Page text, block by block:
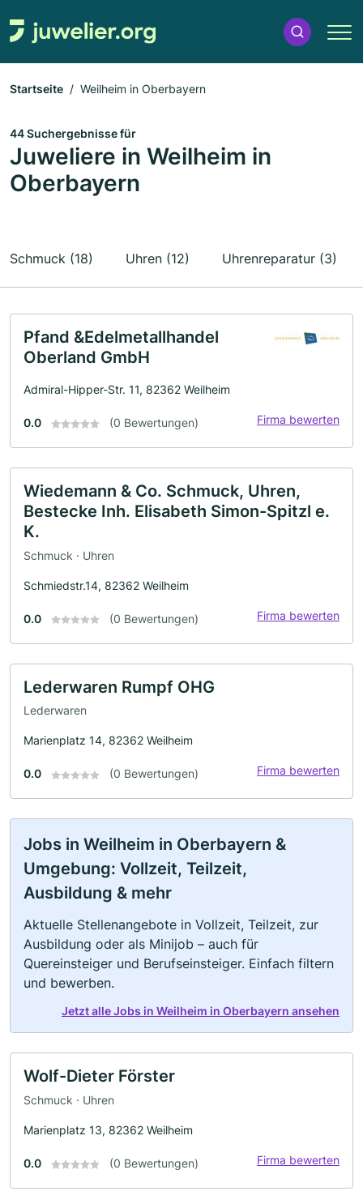
Startseite Weilheim in Oberbayern
44 Suchergebnisse für
Juweliere in Weilheim in
Oberbayern
Schmuck (18) Uhren (12) Uhrenreparatur (3)
Pfand &Edelmetallhandel
Oberland GmbH
Admiral-Hipper-Str. 11, 82362 Weilheim
0.0 (0 Bewertungen) Firma bewerten
Wiedemann & Co. Schmuck, Uhren,
Bestecke Inh. Elisabeth Simon-Spitzl e.
K.
Schmuck · Uhren
Schmiedstr.14, 82362 Weilheim
0.0 (0 Bewertungen) Firma bewerten
Lederwaren Rumpf OHG
Lederwaren
Marienplatz 14, 82362 Weilheim
0.0 (0 Bewertungen) Firma bewerten
Jobs in Weilheim in Oberbayern &
Umgebung: Vollzeit, Teilzeit,
Ausbildung & mehr
Aktuelle Stellenangebote in Vollzeit, Teilzeit, zur
Ausbildung oder als Minijob – auch für
Quereinsteiger und Berufseinsteiger. Einfach filtern
und bewerben.
Jetzt alle Jobs in Weilheim in Oberbayern ansehen
Wolf-Dieter Förster
Schmuck · Uhren
Marienplatz 13, 82362 Weilheim
0.0 (0 Bewertungen) Firma bewerten